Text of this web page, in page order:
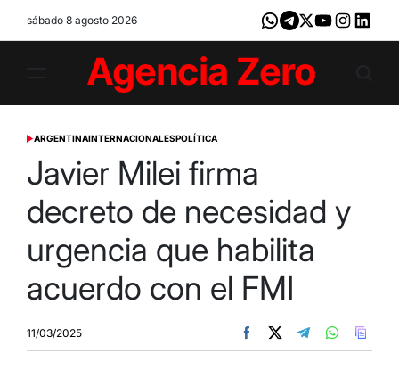
sábado 8 agosto 2026 Whatsapp
Telegram
X YoutubeInstagram
Zero
POSTED
ARGENTINAINTERNACIONALESPOLÍTICA
Javier Milei firma
decreto de necesidad y
urgencia que habilita
acuerdo con el FMI
11/03/2025